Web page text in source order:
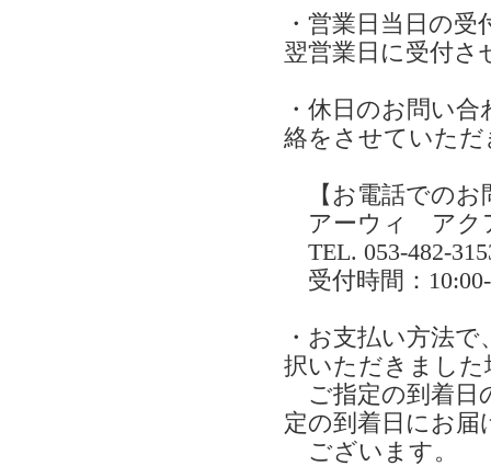
・営業日当日の
翌営業日に受付
・休日のお問い
絡をさせていただ
【お電話でのお
アーウィ アク
TEL. 053-482-
受付時間：
・お支払い方法
択いただきました
ご指定の到着日
定の到着日にお
ございます。